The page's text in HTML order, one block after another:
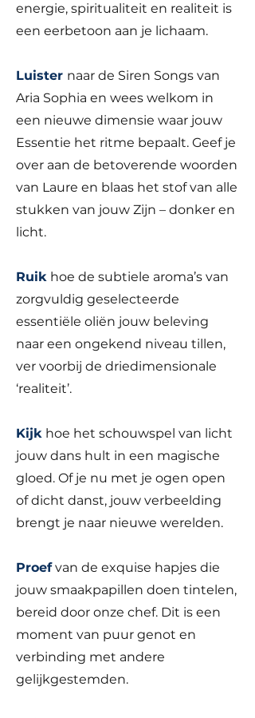
energie, spiritualiteit en realiteit is
een eerbetoon aan je lichaam.
Luister naar de Siren Songs van
Aria Sophia en wees welkom in
een nieuwe dimensie waar jouw
Essentie het ritme bepaalt. Geef je
over aan de betoverende woorden
van Laure en blaas het stof van alle
stukken van jouw Zijn – donker en
licht.
Ruik hoe de subtiele aroma’s van
zorgvuldig geselecteerde
essentiële oliën jouw beleving
naar een ongekend niveau tillen,
ver voorbij de driedimensionale
‘realiteit’.
Kijk hoe het schouwspel van licht
jouw dans hult in een magische
gloed. Of je nu met je ogen open
of dicht danst, jouw verbeelding
brengt je naar nieuwe werelden.
Proefvan de exquise hapjes die
jouw smaakpapillen doen tintelen,
bereid door onze chef. Dit is een
moment van puur genot en
verbinding met andere
gelijkgestemden.